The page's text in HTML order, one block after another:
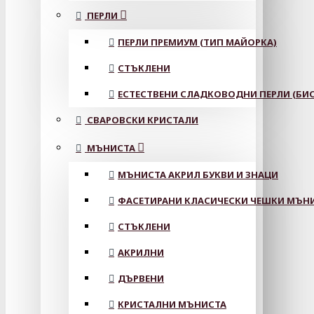
ПЕРЛИ
ПЕРЛИ ПРЕМИУМ (ТИП МАЙОРКА)
СТЪКЛЕНИ
ЕСТЕСТВЕНИ СЛАДКОВОДНИ ПЕРЛИ
СВАРОВСКИ КРИСТАЛИ
МЪНИСТА
МЪНИСТА АКРИЛ БУКВИ И ЗНАЦИ
ФАСЕТИРАНИ КЛАСИЧЕСКИ ЧЕШКИ
СТЪКЛЕНИ
АКРИЛНИ
ДЪРВЕНИ
КРИСТАЛНИ МЪНИСТА